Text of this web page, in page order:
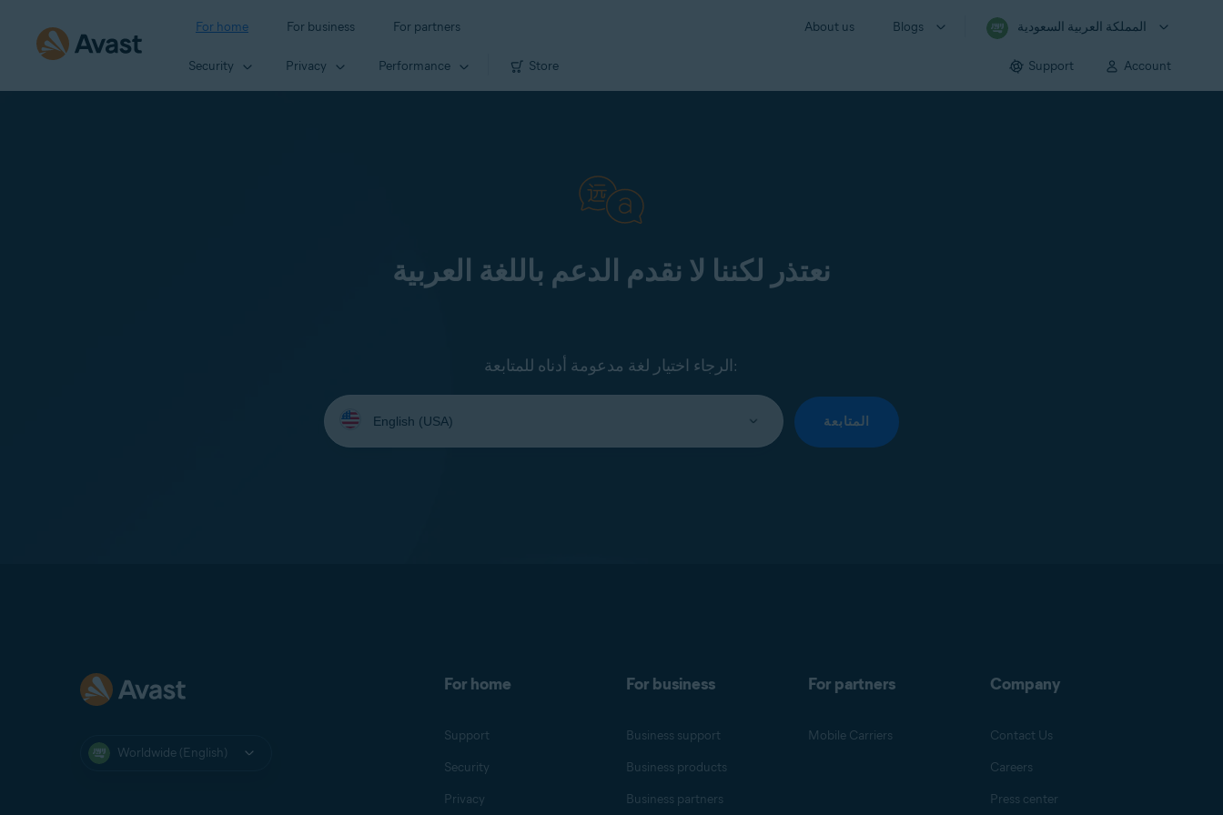
For home For business For partners About us Blogs المملكة العربية السعودية
Security Privacy Performance Store Support Account
نعتذر لكننا لا نقدم الدعم باللغة العربية
الرجاء اختيار لغة مدعومة أدناه للمتابعة:
Select
your
language:
المتابعة
Worldwide (English)
For home
Support
Security
Privacy
For business
Business support
Business products
Business partners
For partners
Mobile Carriers
Company
Contact Us
Careers
Press center